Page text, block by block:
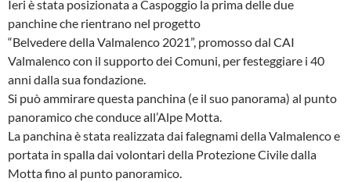
Ieri è stata posizionata a Caspoggio la prima delle due
panchine che rientrano nel progetto
“Belvedere della Valmalenco 2021”, promosso dal CAI
Valmalenco con il supporto dei Comuni, per festeggiare i 40
anni dalla sua fondazione.
Si può ammirare questa panchina (e il suo panorama) al punto
panoramico che conduce all’Alpe Motta.
La panchina è stata realizzata dai falegnami della Valmalenco e
portata in spalla dai volontari della Protezione Civile dalla
Motta fino al punto panoramico.